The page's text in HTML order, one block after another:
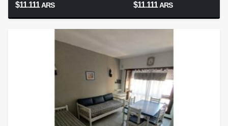
$11.111ARS $11.111ARS